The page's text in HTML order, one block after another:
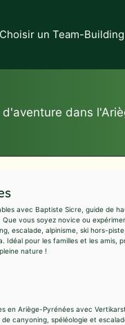
Choisir un Team-Building
dans
avec Baptiste Sicre, guide de
vous soyez novice ou
escalade, alpinisme, ski hors-piste,
Idéal pour les familles et les amis,
nature !
en Ariège-Pyrénées avec
canyoning, spéléologie et